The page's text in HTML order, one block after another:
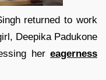
returned to work
Deepika Padukone
her eagerness